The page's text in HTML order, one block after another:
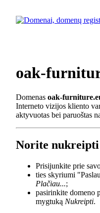
oak-
Domenas oak-
Interneto vizijos kliento
aktyvuotas bei paruoštas
Norite
Prisijunkite prie
ties skyriumi
Plačiau...;
pasirinkite domeno
mygtuką Nukreipti.